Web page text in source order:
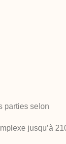
parties selon
jusqu’à